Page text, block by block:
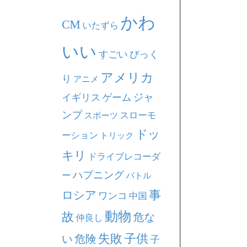
CM いたずら かわ
いい すごい びっく
り アニメ アメリカ
イギリス ゲーム ジャ
ンプ スポーツ スローモ
ーション トリック
ドッ
キリ
ドライブレコーダ
ー ハプニング バトル
ロシア ワンコ 中国 事
故 仲良し 動物 危な
い 危険 失敗子供子